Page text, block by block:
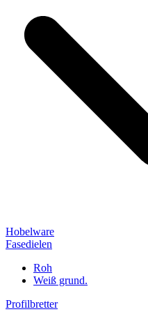
Hobelware
Fasedielen
Roh
Weiß grund.
Profilbretter